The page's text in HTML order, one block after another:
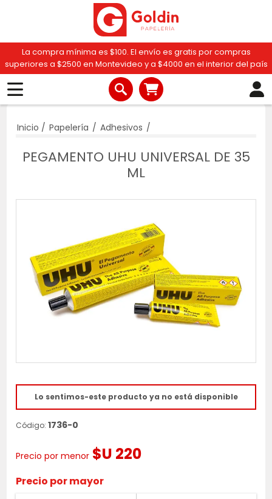
La compra mínima es $100. El envío es gratis por compras
superiores a $2500 en Montevideo y a $4000 en el interior del país
Inicio / Papelería / Adhesivos /
PEGAMENTO UHU UNIVERSAL DE 35
ML
Lo sentimos-este producto ya no está disponible
Código: 1736-0
Precio por menor $U 220
Precio por mayor